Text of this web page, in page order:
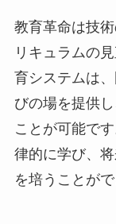
教育革命は技
リキュラムの
育システムは
びの場を提供
ことが可能で
律的に学び、
を培うことがで